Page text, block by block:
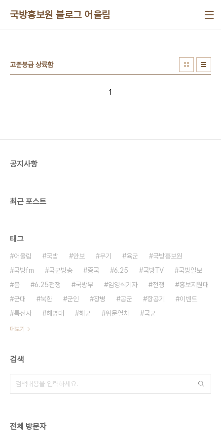
국방홍보원 블로그 어울림
고준봉급 상륙함
1
공지사항
최근 포스트
태그
어울림 국방 안보 무기 육군
국방홍보원
국방fm
국군방송 중국 6.25 국방TV
국방일보
붐
6.25전쟁 국방부 임영식기자 전쟁
홍보지원대
군대
북한 군인 장병 공군 항공기
이벤트
특전사
해병대 해군 위문열차 국군
더보기
검색
전체 방문자